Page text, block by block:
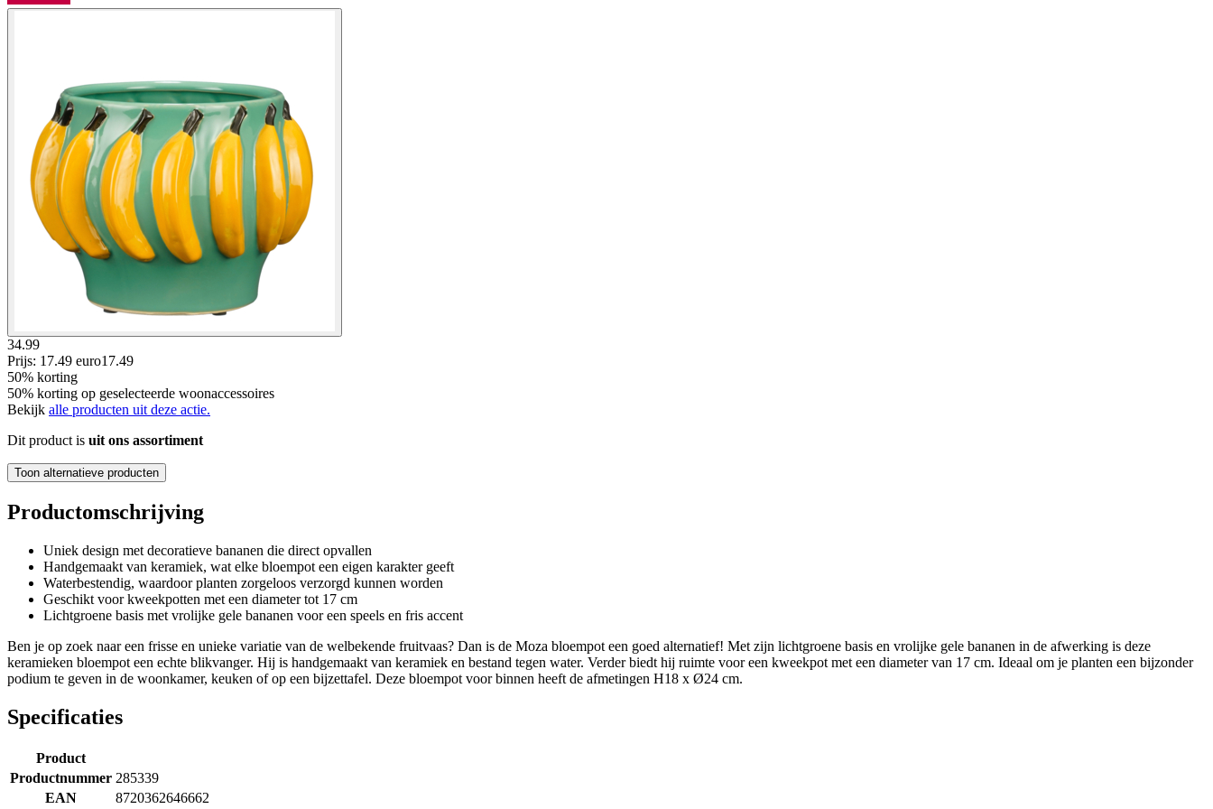
34.99
Prijs: 17.49 euro17.49
50% korting
50% korting op geselecteerde woonaccessoires
Bekijk alle producten uit deze actie.
Dit product is uit ons assortiment
Toon alternatieve producten
Productomschrijving
Uniek design met decoratieve bananen die direct opvallen
Handgemaakt van keramiek, wat elke bloempot een eigen karakter geeft
Waterbestendig, waardoor planten zorgeloos verzorgd kunnen worden
Geschikt voor kweekpotten met een diameter tot 17 cm
Lichtgroene basis met vrolijke gele bananen voor een speels en fris accent
Ben je op zoek naar een frisse en unieke variatie van de welbekende fruitvaas? Dan is de Moza bloempot een goed alternatief! Met zijn lichtgroene basis en vrolijke gele bananen in de afwerking is deze
keramieken bloempot een echte blikvanger. Hij is handgemaakt van keramiek en bestand tegen water. Verder biedt hij ruimte voor een kweekpot met een diameter van 17 cm. Ideaal om je planten een bijzonder
podium te geven in de woonkamer, keuken of op een bijzettafel. Deze bloempot voor binnen heeft de afmetingen H18 x Ø24 cm.
Specificaties
Product
Productnummer 285339
EAN
8720362646662